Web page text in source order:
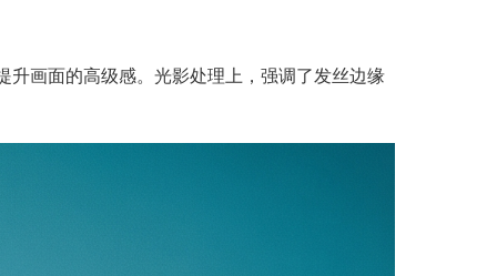
升画面的高级感。光影处理上，强调了发丝边缘